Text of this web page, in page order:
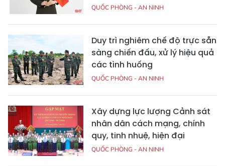
QUỐC PHÒNG - AN NINH
Duy trì nghiêm chế độ trực sẵn
sàng chiến đấu, xử lý hiệu quả
các tình huống
QUỐC PHÒNG - AN NINH
Xây dựng lực lượng Cảnh sát
nhân dân cách mạng, chính
quy, tinh nhuệ, hiện đại
QUỐC PHÒNG - AN NINH